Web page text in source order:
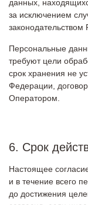
данных,
за исключением
законодательством
Персональные
требуют цели
срок хранения не
Федерации,
Оператором.
6. Срок
Настоящее
и в течение всего
до достижения